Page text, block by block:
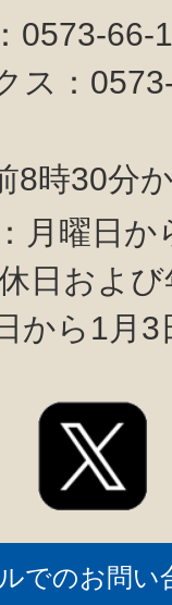
0573-
ス：
8時30分
月曜日か
日およ
から1月
でのお問い